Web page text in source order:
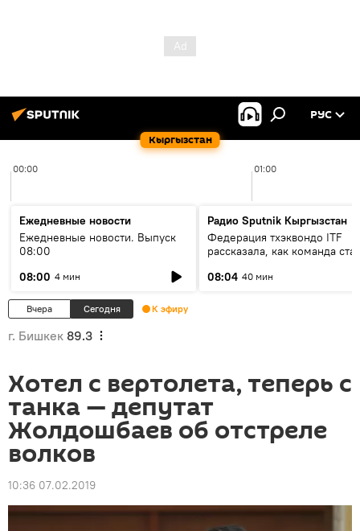
Кыргызстан
РУС
00:00 01:00
Ежедневные новости
Ежедневные новости. Выпуск
08:00
08:00 4 мин
Радио Sputnik Кыргызстан
Федерация тхэквондо ITF
рассказала, как команда
08:04 40 мин
Вчера Сегодня К эфиру
г. Бишкек 89.3
Хотел с вертолета, теперь с
танка — депутат
Жолдошбаев об отстреле
волков
10:36 07.02.2019